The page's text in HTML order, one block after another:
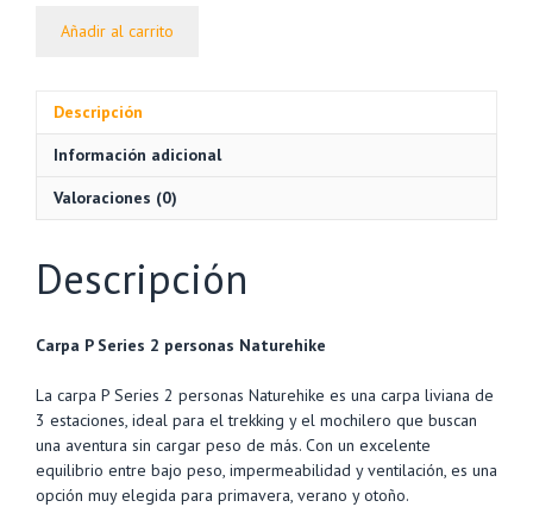
Personas
Estaciones
NATUREHIKE
Añadir al carrito
Descripción
Información adicional
Valoraciones (0)
Descripción
Carpa P Series 2 personas Naturehike
La carpa P Series 2 personas Naturehike es una carpa liviana de
3 estaciones, ideal para el trekking y el mochilero que buscan
una aventura sin cargar peso de más. Con un excelente
equilibrio entre bajo peso, impermeabilidad y ventilación, es una
opción muy elegida para primavera, verano y otoño.